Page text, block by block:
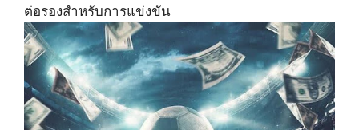
ต่อรองสำหรับการแข่งขัน